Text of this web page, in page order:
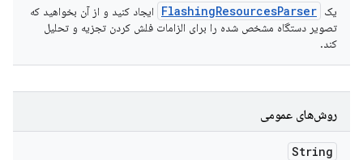
یک FlashingResourcesParser
ایجاد کنید و از آن بخواهید که
تصویر دستگاه مشخص شده را برای الزامات فلش کردن تجزیه و تحلیل
کند.
روش‌های عمومی
String